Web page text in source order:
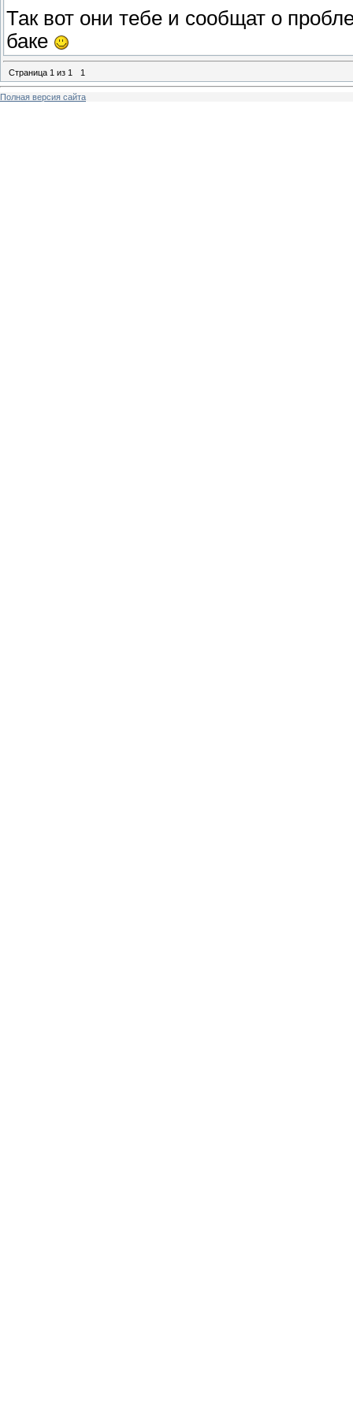
Так вот они тебе и сообщат о
баке
Страница 1 из 1 1
Полная версия сайта